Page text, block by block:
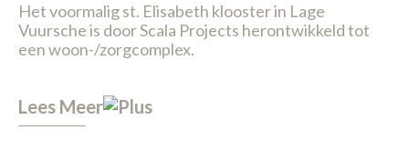
Het voormalig st. Elisabeth klooster in Lage
Vuursche is door Scala Projects herontwikkeld tot
een woon-/zorgcomplex.
Lees Meer